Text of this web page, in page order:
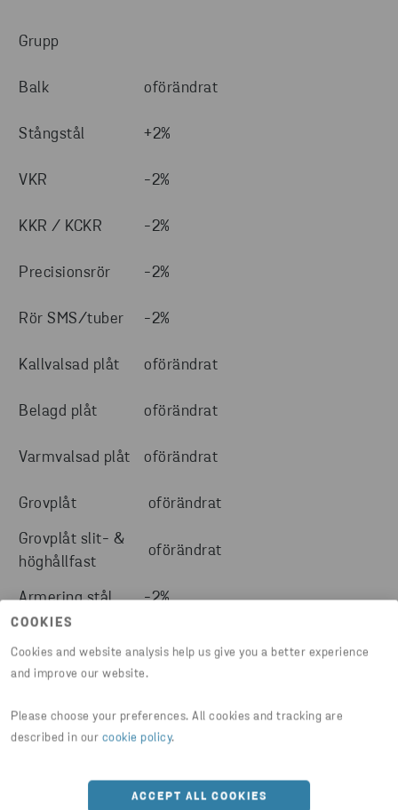
COOKIES
Cookies and website analysis help us give you a better experience
and improve our website.
Please choose your preferences. All cookies and tracking are
described in our cookie policy.
ACCEPT ALL COOKIES
Grupp
Balk oförändrat
Stångstål +2%
VKR -2%
KKR / KCKR -2%
Precisionsrör -2%
Rör SMS/tuber -2%
Kallvalsad plåt oförändrat
Belagd plåt oförändrat
Varmvalsad plåt oförändrat
Grovplåt oförändrat
Grovplåt slit- &
höghållfast
oförändrat
Armering stål -2%
Armering nät -2%
Kalldraget stål oförändrat
oförändrat